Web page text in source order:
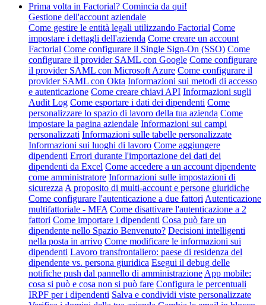
Prima volta in Factorial? Comincia da qui!
Gestione dell'account aziendale
Come gestire le entità legali utilizzando Factorial Come
impostare i dettagli dell'azienda Come creare un account
Factorial Come configurare il Single Sign-On (SSO) Come
configurare il provider SAML con Google Come configurare
il provider SAML con Microsoft Azure Come configurare il
provider SAML con Okta Informazioni sui metodi di accesso
e autenticazione Come creare chiavi API Informazioni sugli
Audit Log Come esportare i dati dei dipendenti Come
personalizzare lo spazio di lavoro della tua azienda Come
impostare la pagina aziendale Informazioni sui campi
personalizzati Informazioni sulle tabelle personalizzate
Informazioni sui luoghi di lavoro Come aggiungere
dipendenti Errori durante l'importazione dei dati dei
dipendenti da Excel Come accedere a un account dipendente
come amministratore Informazioni sulle impostazioni di
sicurezza A proposito di multi-account e persone giuridiche
Come configurare l'autenticazione a due fattori Autenticazione
multifattoriale - MFA Come disattivare l'autenticazione a 2
fattori Come importare i dipendenti Cosa può fare un
dipendente nello Spazio Benvenuto? Decisioni intelligenti
nella posta in arrivo Come modificare le informazioni sui
dipendenti Lavoro transfrontaliero: paese di residenza del
dipendente vs. persona giuridica Esegui il debug delle
notifiche push dal pannello di amministrazione App mobile:
cosa si può e cosa non si può fare Configura le percentuali
IRPF per i dipendenti Salva e condividi viste personalizzate